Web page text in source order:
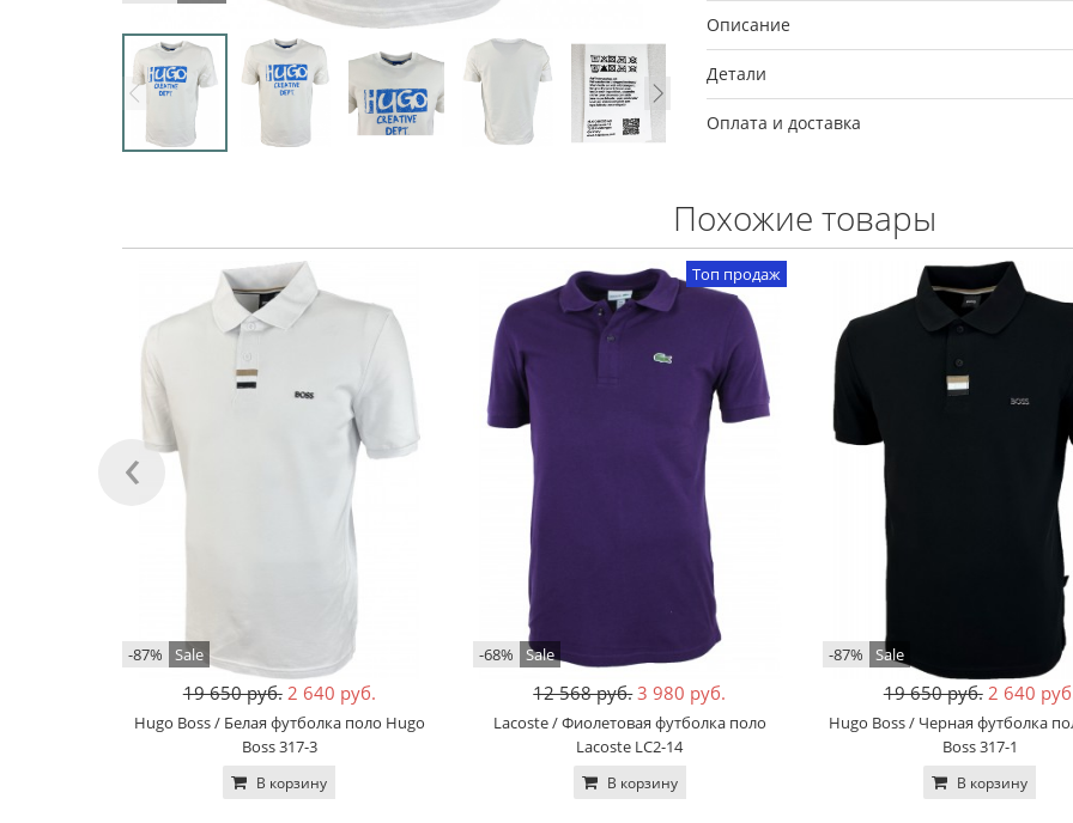
Описание
Детали
Оплата и доставка
Похожие товары
-87% Sale
19 650 руб. 2 640 руб.
Hugo Boss / Белая футболка поло Hugo
Boss 317-3
В корзину
Топ продаж
-68% Sale
12 568 руб. 3 980 руб.
Lacoste / Фиолетовая футболка поло
Lacoste LC2-14
В корзину
-87% Sale
19 650 руб. 2 640
Hugo Boss / Черная футболка
Boss 317-1
В корзину
‹